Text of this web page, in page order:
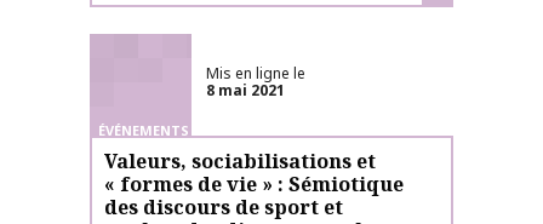
ÉVÉNEMENTS
Mis en ligne le
8 mai 2021
Valeurs, sociabilisations et
« formes de vie » : Sémiotique
des discours de sport et